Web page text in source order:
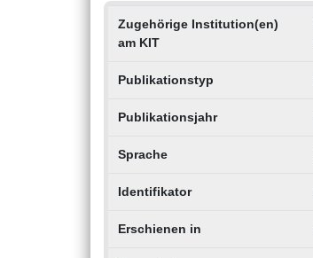
Zugehörige Institution(en)
am KIT
Publikationstyp
Publikationsjahr
Sprache
Identifikator
Erschienen in